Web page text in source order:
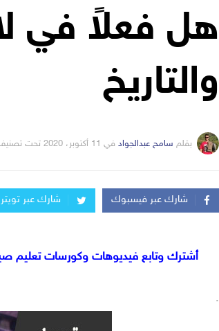
هل فعلاً في
والتاريخ
بقلم سامح عبدالجواد في 11 أكتوبر، 2020 تحت
شارك عبر فيسبوك شارك عبر تويتر
أشترك وتابع فيديوهات وكورسات تعليم
.